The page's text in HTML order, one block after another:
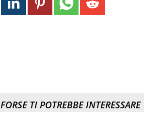
FORSE TI POTREBBE INTERESSARE